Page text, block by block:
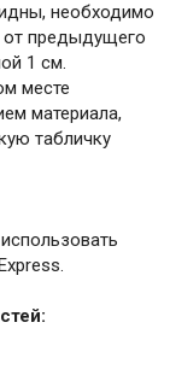
необходимо
от предыдущего
1 см.
месте
материала,
табличку